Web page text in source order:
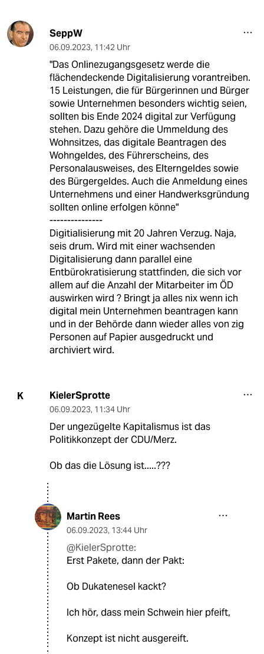
SeppW
06.09.2023, 11:42 Uhr
"Das Onlinezugangsgesetz werde die
flächendeckende Digitalisierung vorantreiben.
15 Leistungen, die für Bürgerinnen und Bürger
sowie Unternehmen besonders wichtig seien,
sollten bis Ende 2024 digital zur Verfügung
stehen. Dazu gehöre die Ummeldung des
Wohnsitzes, das digitale Beantragen des
Wohngeldes, des Führerscheins, des
Personalausweises, des Elterngeldes sowie
des Bürgergeldes. Auch die Anmeldung eines
Unternehmens und einer Handwerksgründung
sollten online erfolgen könne"
---------------
Digitialisierung mit 20 Jahren Verzug. Naja,
seis drum. Wird mit einer wachsenden
Digitalisierung dann parallel eine
Entbürokratisierung stattfinden, die sich vor
allem auf die Anzahl der Mitarbeiter im ÖD
auswirken wird ? Bringt ja alles nix wenn ich
digital mein Unternehmen beantragen kann
und in der Behörde dann wieder alles von zig
Personen auf Papier ausgedruckt und
archiviert wird.
K KielerSprotte
06.09.2023, 11:34 Uhr
Der ungezügelte Kapitalismus ist das
Politikkonzept der CDU/Merz.
Ob das die Lösung ist.....???
Martin Rees
06.09.2023, 13:44 Uhr
@KielerSprotte:
Erst Pakete, dann der Pakt:
Ob Dukatenesel kackt?
Ich hör, dass mein Schwein hier pfeift,
Konzept ist nicht ausgereift.